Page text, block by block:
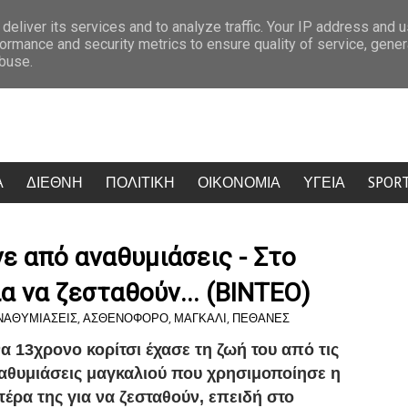
Δολοφονία Βρετανίδας στην Κυψέλη: Ο 27χρονος αρνείται τις κατηγορίες
ΔΙΕΘΝΗ ΠΟΛΙΤΙΚΗ ΟΙΚΟΝΟΜΙΑ ΥΓΕΙΑ
από αναθυμιάσεις - Στο
να ζεσταθούν... (BINTEO)
, ΑΣΘΕΝΟΦΟΡΟ, ΜΑΓΚΑΛΙ , ΠΕΘΑΝΕΣ
13χρονο κορίτσι έχασε τη ζωή του από τις
μαγκαλιού που χρησιμοποίησε η
της για να ζεσταθούν, επειδή στο
its services and to analyze traffic. Your IP address and
and security metrics to ensure quality of service,